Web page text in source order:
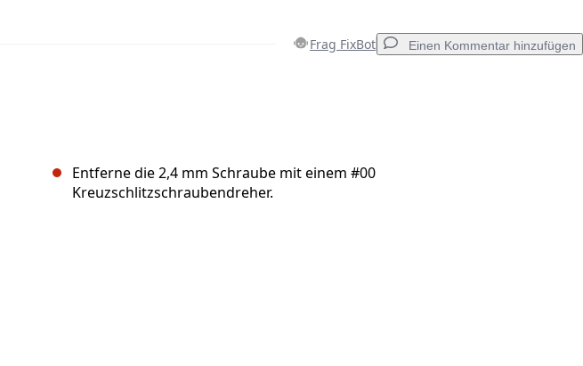
Frag FixBot Einen Kommentar hinzufügen
Entferne die 2,4 mm Schraube mit einem #00
Kreuzschlitzschraubendreher.